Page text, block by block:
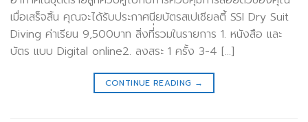
เมื่อเสร็จสิ้น คุณจะได้รับประกาศนียบัตรสเปเชียลตี้ SSI Dry Suit
Diving ค่าเรียน 9,500บาท สิ่งที่่รวมในรายการ 1. หนังสือ และ
บัตร แบบ Digital online2. ลงสระ 1 ครั้ง 3-4 […]
CONTINUE READING →